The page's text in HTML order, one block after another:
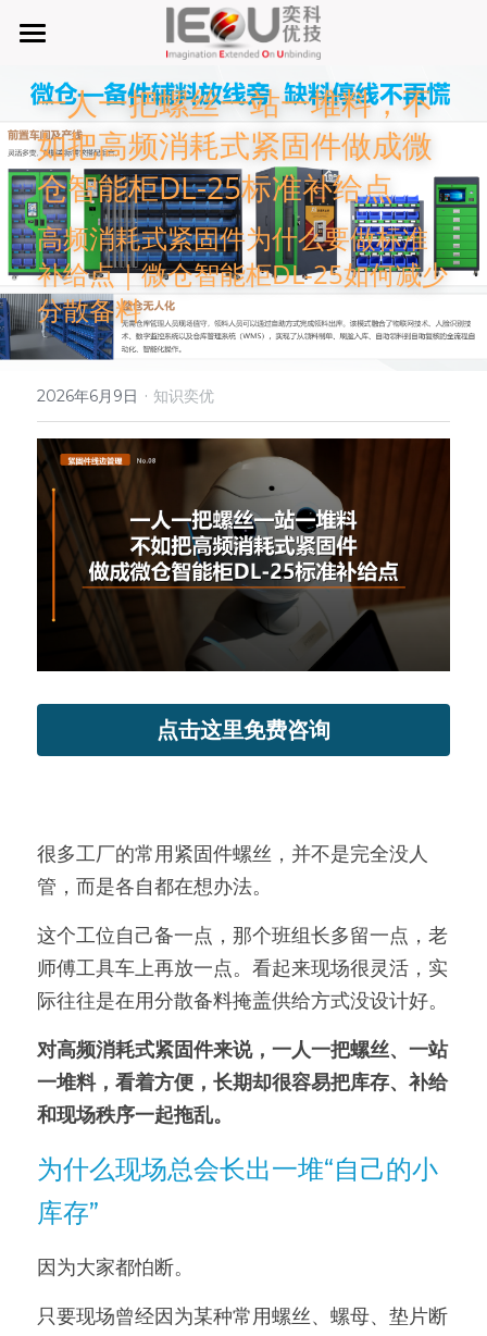
微仓
D系微仓（热销）
产品与服务
单元智能化
单元智慧化
行业应用及案列
MRO工业物料智能化管理
废旧家电拆解解决方案
商超快递配送解决方案
关于奕优
知识奕优
Lean Manufacturing（精益生产和管理）
新闻动态
服务模式
一人一把螺丝一站一堆料，不
如把高频消耗式紧固件做成微
仓智能柜DL-25标准补给点
高频消耗式紧固件为什么要做标准
补给点｜微仓智能柜DL-25如何减少
分散备料
2026年6月9日 · 知识奕优
点击这里免费咨询
很多工厂的常用紧固件螺丝，并不是完全没人
管，而是各自都在想办法。
这个工位自己备一点，那个班组长多留一点，老
师傅工具车上再放一点。看起来现场很灵活，实
际往往是在用分散备料掩盖供给方式没设计好。
对高频消耗式紧固件来说，一人一把螺丝、一站
一堆料，看着方便，长期却很容易把库存、补给
和现场秩序一起拖乱。
为什么现场总会长出一堆“自己的小
库存”
因为大家都怕断。
只要现场曾经因为某种常用螺丝、螺母、垫片断